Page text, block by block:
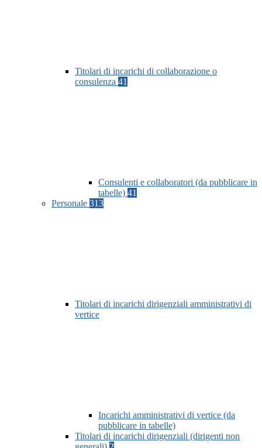
Titolari di incarichi di collaborazione o
consulenza 41
Consulenti e collaboratori (da pubblicare in
tabelle) 41
Personale 313
Titolari di incarichi dirigenziali amministrativi di
vertice
Incarichi amministrativi di vertice (da
pubblicare in tabelle)
Titolari di incarichi dirigenziali (dirigenti non